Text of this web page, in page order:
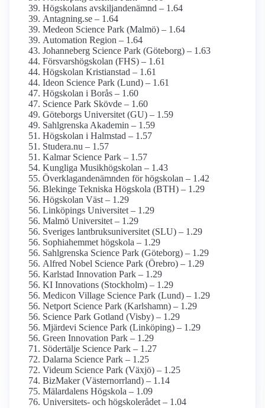
Högskolans avskiljande­nämnd – 1.64
Antagning.se – 1.64
Medeon Science Park (Malmö) – 1.64
Automation Region – 1.64
Johanneberg Science Park (Göteborg) – 1.63
Försvars­högskolan (FHS) – 1.61
Högskolan Kristianstad – 1.61
Ideon Science Park (Lund) – 1.61
Högskolan i Borås – 1.60
Science Park Skövde – 1.60
Göteborgs Universitet (GU) – 1.59
Sahlgrenska Akademin – 1.59
Högskolan i Halmstad – 1.57
Studera.nu – 1.57
Kalmar Science Park – 1.57
Kungliga Musik­högskolan – 1.43
Överklagande­nämnden för högskolan – 1.42
Blekinge Tekniska Högskola (BTH) – 1.29
Högskolan Väst – 1.29
Linköpings Universitet – 1.29
Malmö Universitet – 1.29
Sveriges lantbruks­universitet (SLU) – 1.29
Sophiahemmet högskola – 1.29
Sahlgrenska Science Park (Göteborg) – 1.29
Alfred Nobel Science Park (Örebro) – 1.29
Karlstad Innovation Park – 1.29
KI Innovations (Stockholm) – 1.29
Medicon Village Science Park (Lund) – 1.29
Netport Science Park (Karlshamn) – 1.29
Science Park Gotland (Visby) – 1.29
Mjärdevi Science Park (Linköping) – 1.29
Green Innovation Park – 1.29
Södertälje Science Park – 1.27
Dalarna Science Park – 1.25
Videum Science Park (Växjö) – 1.25
BizMaker (Västernorrland) – 1.14
Mälardalens Högskola – 1.09
Universitets- och högskolerådet – 1.04